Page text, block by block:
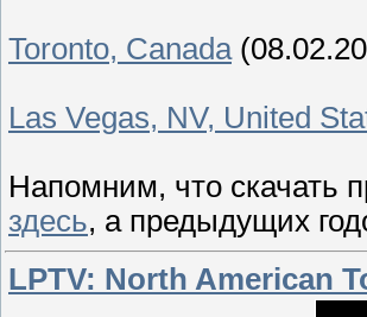
Toronto, Canada
Las Vegas, NV, United
Напомним, что скачать
здесь, а предыдущих
LPTV: North American